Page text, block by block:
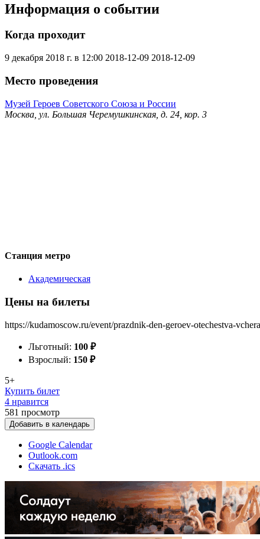
Информация о событии
Когда проходит
9 декабря 2018 г. в 12:00 2018-12-09 2018-12-09
Место проведения
Музей Героев Советского Союза и России
Москва, ул. Большая Черемушкинская, д. 24, кор. 3
Станция метро
Академическая
Цены на билеты
https://kudamoscow.ru/event/prazdnik-den-geroev-otechestva-
Льготный: 100 ₽
Взрослый: 150 ₽
5+
Купить билет
4 нравится
581 просмотр
Добавить в календарь
Google Calendar
Outlook.com
Скачать .ics